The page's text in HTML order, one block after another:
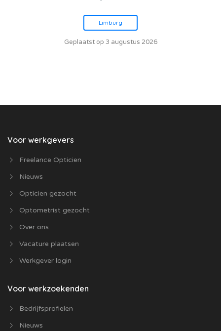
Limburg
Geplaatst op 3 augustus 2026
Voor werkgevers
Freelance Opticien
Nieuws
Opticien gezocht
Optometrist gezocht
Over ons
Vacature plaatsen
Werkgever login
Voor werkzoekenden
Bedrijfsprofielen
Nieuws